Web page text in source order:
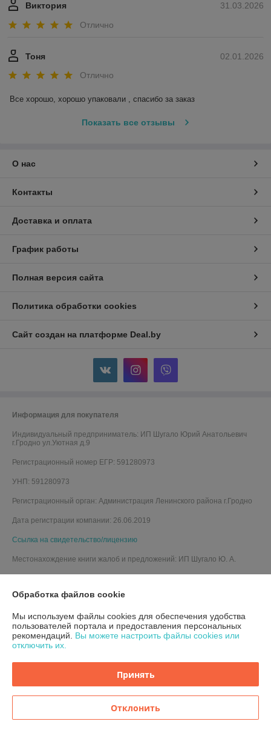
31.03.2026
Виктория
Отлично
02.01.2026
Тоня
Отлично
Все хорошо, хорошо упаковали , спасибо за заказ
Показать все отзывы
О нас
Контакты
Доставка и оплата
График работы
Полная версия сайта
Политика обработки cookies
Сайт создан на платформе Deal.by
Информация для покупателя
Индивидуальный предприниматель: ИП Шугало Юрий Анатольевич
г.Гродно ул.Уютная д.9
Регистрационный номер ЕГР: 591280973
УНП: 591280973
Регистрационный орган: Администрация Ленинского района г.Гродно
Дата регистрации компании: 26.06.2019
Ссылка на свидетельство/лицензию
Местонахождение книги жалоб и предложений: ИП Шугало Ю. А.
Обработка файлов cookie
Мы используем файлы cookies для обеспечения удобства
пользователей портала и предоставления персональных
рекомендаций. Вы можете настроить файлы cookies или
отключить их.
Принять
Отклонить